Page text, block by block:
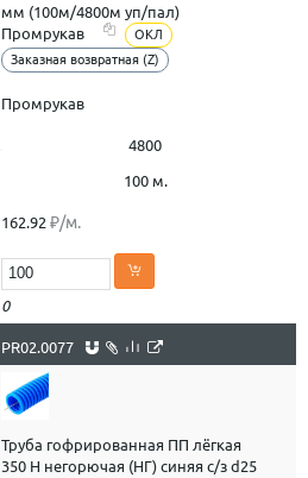
мм (100м/4800м уп/пал)
Промрукав
ОКЛ
Заказная возвратная (Z)
Промрукав
4800
100 м.
162.92 ₽/м.
0
PR02.0077
Труба гофрированная ПП лёгкая
350 Н негорючая (НГ) синяя с/з d25